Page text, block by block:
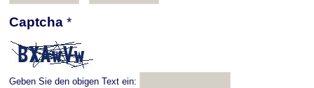
Captcha *
Geben Sie den obigen Text ein: